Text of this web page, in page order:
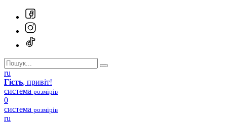
ru
Гість, привіт!
система розмірів
0
система розмірів
ru